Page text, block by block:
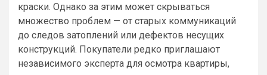
краски. Однако за этим может скрываться
множество проблем — от старых коммуникаций
до следов затоплений или дефектов несущих
конструкций. Покупатели редко приглашают
независимого эксперта для осмотра квартиры,